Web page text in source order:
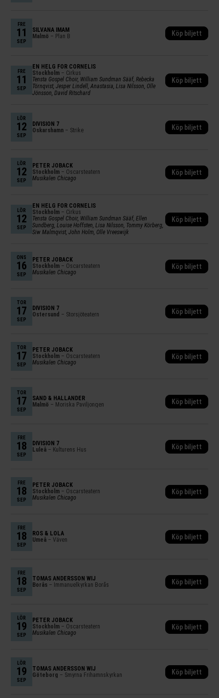
FRE
11
SEP
SILVANA IMAM
Malmö – Plan B Köp biljett
FRE
11
SEP
EN HELG FÖR CORNELIS
Stockholm – Cirkus
Tensta Gospel Choir, William Sundman Sääf, Rebecka
Törnqvist, Jesper Lindell, Anastasia, Lisa Nilsson, Olle
Jönsson, David Ritschard
Köp biljett
LÖR
12
SEP
DIVISION 7
Oskarshamn – Strike Köp biljett
LÖR
12
SEP
PETER JÖBACK
Stockholm – Oscarsteatern
Musikalen Chicago
Köp biljett
LÖR
12
SEP
EN HELG FÖR CORNELIS
Stockholm – Cirkus
Tensta Gospel Choir, William Sundman Sääf, Ellen
Sundberg, Louise Hoffsten, Lisa Nilsson, Tommy Körberg,
Siw Malmqvist, John Holm, Olle Vreeswijk
Köp biljett
ONS
16
SEP
PETER JÖBACK
Stockholm – Oscarsteatern
Musikalen Chicago
Köp biljett
TOR
17
SEP
DIVISION 7
Östersund – Storsjöteatern Köp biljett
TOR
17
SEP
PETER JÖBACK
Stockholm – Oscarsteatern
Musikalen Chicago
Köp biljett
TOR
17
SEP
SAND & HALLANDER
Malmö – Moriska Paviljongen Köp biljett
FRE
18
SEP
DIVISION 7
Luleå – Kulturens Hus Köp biljett
FRE
18
SEP
PETER JÖBACK
Stockholm – Oscarsteatern
Musikalen Chicago
Köp biljett
FRE
18
SEP
ROS & LOLA
Umeå – Väven Köp biljett
FRE
18
SEP
TOMAS ANDERSSON WIJ
Borås – Immanuelkyrkan Borås Köp biljett
LÖR
19
SEP
PETER JÖBACK
Stockholm – Oscarsteatern
Musikalen Chicago
Köp biljett
LÖR
19
SEP
TOMAS ANDERSSON WIJ
Göteborg – Smyrna Frihamnskyrkan Köp biljett